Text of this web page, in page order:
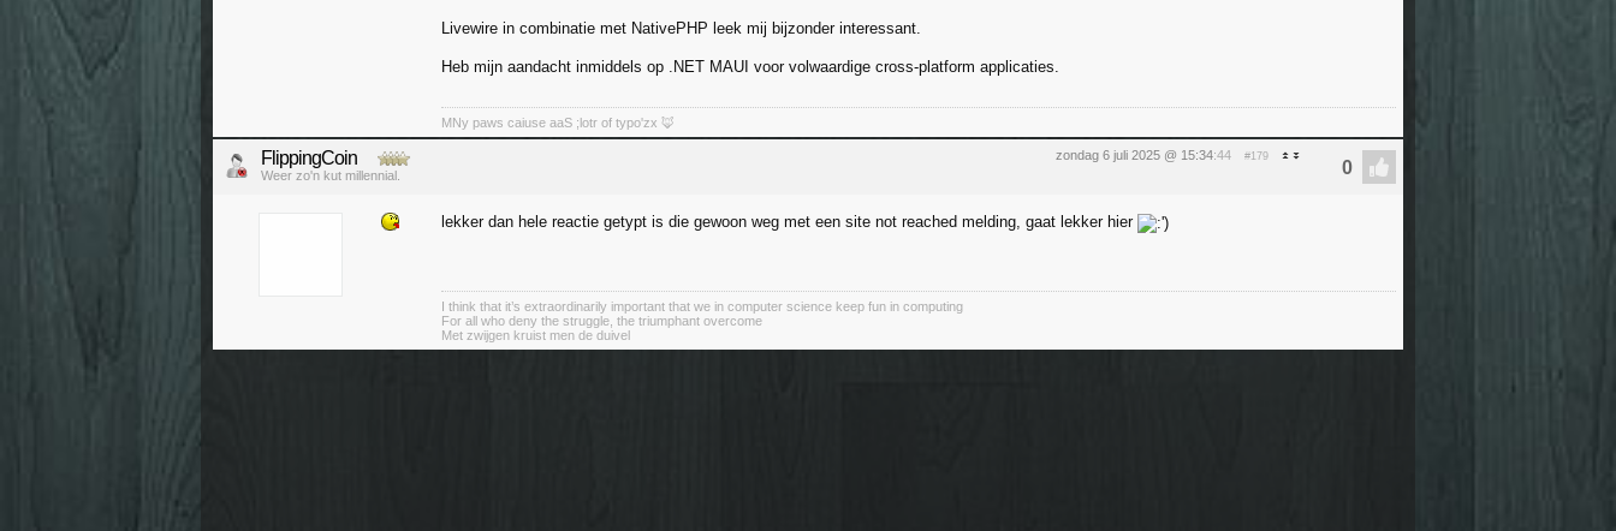
Livewire in combinatie met NativePHP leek mij bijzonder interessant.
Heb mijn aandacht inmiddels op .NET MAUI voor volwaardige cross-platform applicaties.
MNy paws caiuse aaS ;lotr of typo'zx 🦊
zondag 6 juli 2025 @ 15:34:44 #179
FlippingCoin
Weer zo'n kut millennial.
lekker dan hele reactie getypt is die gewoon weg met een site not reached melding, gaat lekker hier
I think that it’s extraordinarily important that we in computer science keep fun in computing
For all who deny the struggle, the triumphant overcome
Met zwijgen kruist men de duivel